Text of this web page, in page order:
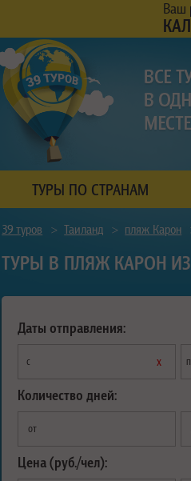
Ваш
ТУРЫ ПО СТРАНАМ
39 туров > Таиланд > пляж Карон
ТУРЫ В ПЛЯЖ КАРОН
Даты отправления:
с х
Количество дней:
от
Цена (руб./чел):